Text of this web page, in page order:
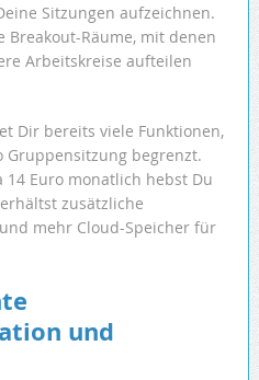
Sitzungen aufzeichnen.
Räume, mit denen
Arbeitskreise aufteilen
Dir bereits viele Funktionen,
begrenzt.
Euro monatlich hebst Du
zusätzliche
mehr Cloud-Speicher für
und